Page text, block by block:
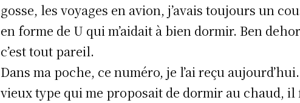
gosse, les voyages en avion, j’avais toujours un
en forme de U qui m’aidait à bien dormir. Ben
c’est tout pareil.
Dans ma poche, ce numéro, je l’ai reçu
vieux type qui me proposait de dormir au chaud,